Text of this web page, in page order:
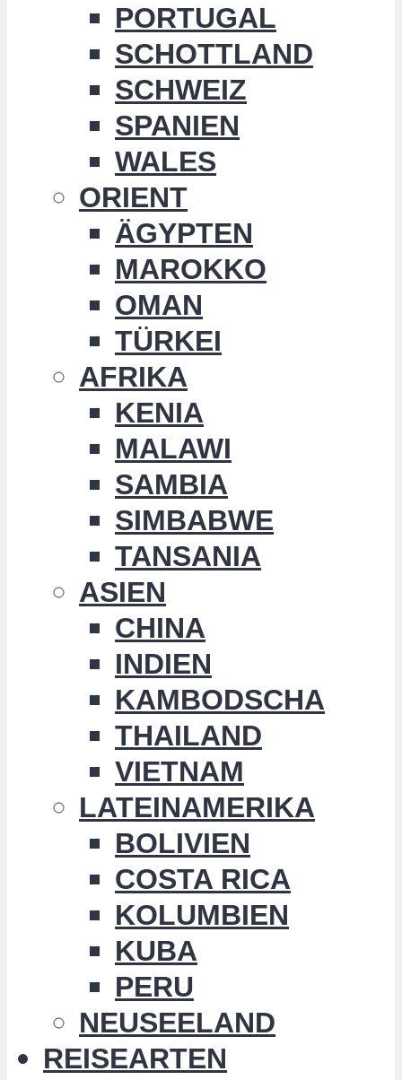
PORTUGAL
SCHOTTLAND
SCHWEIZ
SPANIEN
WALES
ORIENT
ÄGYPTEN
MAROKKO
OMAN
TÜRKEI
AFRIKA
KENIA
MALAWI
SAMBIA
SIMBABWE
TANSANIA
ASIEN
CHINA
INDIEN
KAMBODSCHA
THAILAND
VIETNAM
LATEINAMERIKA
BOLIVIEN
COSTA RICA
KOLUMBIEN
KUBA
PERU
NEUSEELAND
REISEARTEN